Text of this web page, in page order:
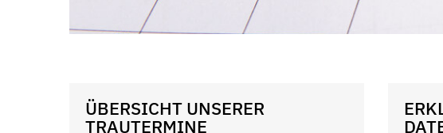
ÜBERSICHT UNSERER
TRAUTERMINE